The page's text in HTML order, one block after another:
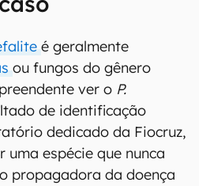
é geralmente
ou fungos do gênero
ver o P.
de identificação
dedicado da Fiocruz,
uma espécie que nunca
propagadora da doença